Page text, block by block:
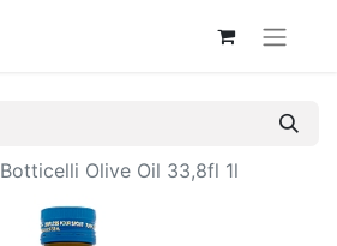
Botticelli Olive Oil 33,8fl 1l